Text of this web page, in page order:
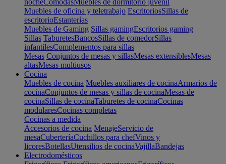
nocheComodasMuebles de dormitorio juvenil
Muebles de oficina y teletrabajo EscritoriosSillas de
escritorioEstanterías
Muebles de Gaming Sillas gamingEscritorios gaming
Sillas TaburetesBancosSillas de comedorSillas
infantilesComplementos para sillas
Mesas Conjuntos de mesas y sillasMesas extensiblesMesas
altasMesas multiusos
Cocina
Muebles de cocina Muebles auxiliares de cocinaArmarios de
cocinaConjuntos de mesas y sillas de cocinaMesas de
cocinaSillas de cocinaTaburetes de cocinaCocinas
modularesCocinas completas
Cocinas a medida
Accesorios de cocina MenajeServicio de
mesaCuberteríaCuchillos para chefVinos y
licoresBotellasUtensilios de cocinaVajillaBandejas
Electrodomésticos